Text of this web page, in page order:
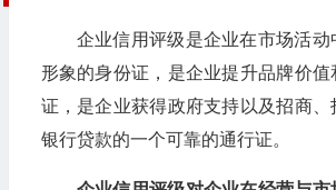
企业信用评级是企业在市场活动
形象的身份证，是企业提升品牌价
证，是企业获得政府支持以及招商、
银行贷款的一个可靠的通行证。